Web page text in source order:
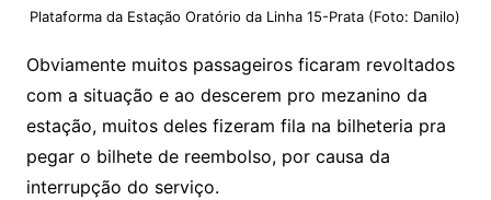
Plataforma da Estação Oratório da Linha 15-Prata (Foto: Danilo)
Obviamente muitos passageiros ficaram revoltados
com a situação e ao descerem pro mezanino da
estação, muitos deles fizeram fila na bilheteria pra
pegar o bilhete de reembolso, por causa da
interrupção do serviço.